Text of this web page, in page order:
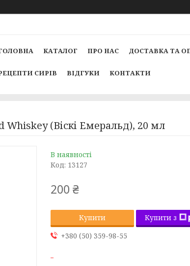
КАТАЛОГ ПРО НАС ДОСТАВКА ТА
СИРІВ ВІДГУКИ КОНТАКТИ
Whiskey (Віскі Емеральд), 20 мл
В наявності
Код: 13127
200 ₴
Купити
Купити з
+380 (50) 359-98-55